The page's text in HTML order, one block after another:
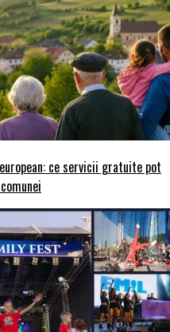
ce servicii gratuite pot